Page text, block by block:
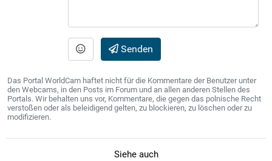
Senden
Das Portal WorldCam haftet nicht für die Kommentare der Benutzer unter
den Webcams, in den Posts im Forum und an allen anderen Stellen des
Portals. Wir behalten uns vor, Kommentare, die gegen das polnische Recht
verstoßen oder als beleidigend gelten, zu blockieren, zu löschen oder zu
modifizieren.
Siehe auch